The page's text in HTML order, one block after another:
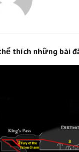
thích những bài